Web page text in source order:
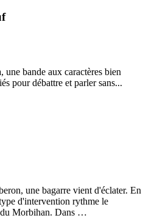
bande aux caractères bien
pour débattre et parler sans...
une bagarre vient d'éclater. En
d'intervention rythme le
Morbihan. Dans …